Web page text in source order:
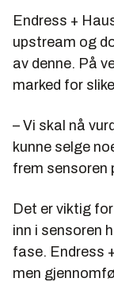
Endress +
upstream og
av denne. På
marked for
– Vi skal nå
kunne selge
frem sensoren
Det er viktig
inn i sensoren
fase. Endress
men